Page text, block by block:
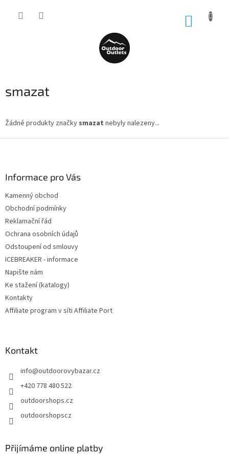
smazat
Žádné produkty značky smazat nebyly nalezeny...
Informace pro Vás
Kamenný obchod
Obchodní podmínky
Reklamační řád
Ochrana osobních údajů
Odstoupení od smlouvy
ICEBREAKER - informace
Napište nám
Ke stažení (katalogy)
Kontakty
Affiliate program v síti Affiliate Port
Kontakt
info@outdoorovybazar.cz
+420 778 480 522
outdoorshops.cz
outdoorshopscz
Přijímáme online platby